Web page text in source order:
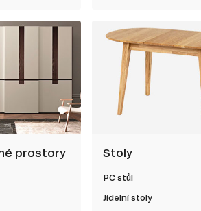
prostory Stoly
PC stůl
Jídelní stoly